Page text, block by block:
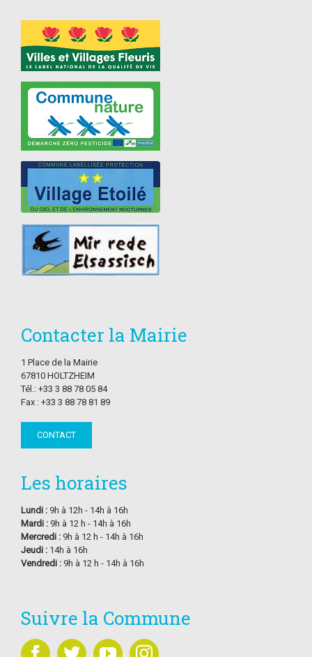
Contacter la Mairie
1 Place de la Mairie
67810 HOLTZHEIM
Tél.: +33 3 88 78 05 84
Fax : +33 3 88 78 81 89
CONTACT
Les horaires
Lundi : 9h à 12h - 14h à 16h
Mardi : 9h à 12 h - 14h à 16h
Mercredi : 9h à 12 h - 14h à 16h
Jeudi : 14h à 16h
Vendredi : 9h à 12 h - 14h à 16h
Suivre la Commune